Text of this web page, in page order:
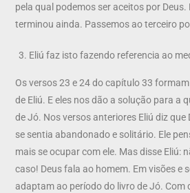
pela qual podemos ser aceitos por Deus.
terminou ainda. Passemos ao terceiro
Eliú faz isto fazendo referencia ao
Os versos 23 e 24 do capítulo 33
de Eliú. E eles nos dão a solução para a
de Jó. Nos versos anteriores Eliú diz
se sentia abandonado e solitário. Ele
mais se ocupar com ele. Mas disse Eliú:
caso! Deus fala ao homem. Em visões e
adaptam ao período do livro de Jó. Com